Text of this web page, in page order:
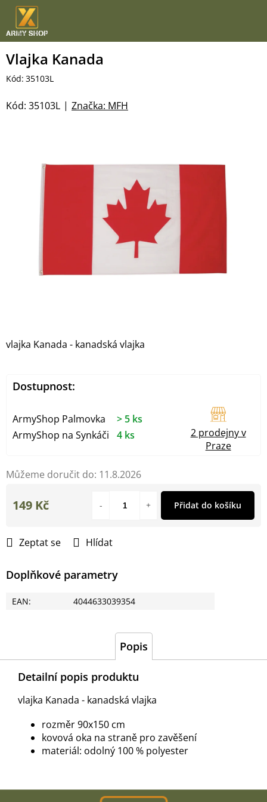
Přejít
obsah
Vlajka Kanada
Kód: 35103L
Značka: MFH
Kód: 35103L
Můžeme doručit do: 11.8.2026
vlajka Kanada - kanadská vlajka
Zeptat se Hlídat
Doplňkové parametry
EAN: 4044633039354
149 Kč Přidat do košíku
Dostupnost:
ArmyShop Palmovka
> 5 ks
ArmyShop na Synkáči
4 ks
2 prodejny v
Praze
Popis
Detailní popis produktu
vlajka Kanada - kanadská vlajka
rozměr 90x150 cm
kovová oka na straně pro zavěšení
materiál: odolný 100 % polyester
Z